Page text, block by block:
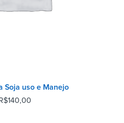
Soja uso e Manejo
140,00